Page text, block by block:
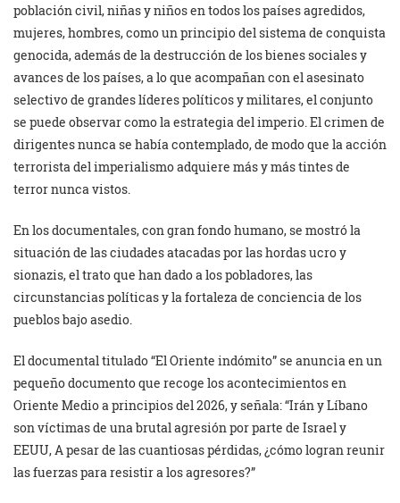
población civil, niñas y niños en todos los países agredidos,
mujeres, hombres, como un principio del sistema de conquista
genocida, además de la destrucción de los bienes sociales y
avances de los países, a lo que acompañan con el asesinato
selectivo de grandes líderes políticos y militares, el conjunto
se puede observar como la estrategia del imperio. El crimen de
dirigentes nunca se había contemplado, de modo que la acción
terrorista del imperialismo adquiere más y más tintes de
terror nunca vistos.
En los documentales, con gran fondo humano, se mostró la
situación de las ciudades atacadas por las hordas ucro y
sionazis, el trato que han dado a los pobladores, las
circunstancias políticas y la fortaleza de conciencia de los
pueblos bajo asedio.
El documental titulado “El Oriente indómito” se anuncia en un
pequeño documento que recoge los acontecimientos en
Oriente Medio a principios del 2026, y señala: “Irán y Líbano
son víctimas de una brutal agresión por parte de Israel y
EEUU, A pesar de las cuantiosas pérdidas, ¿cómo logran reunir
las fuerzas para resistir a los agresores?”